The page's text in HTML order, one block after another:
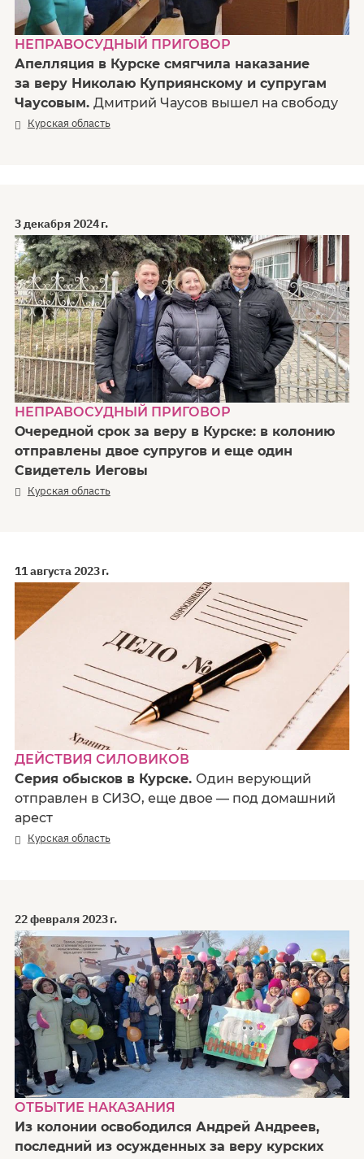
НЕПРАВОСУДНЫЙ ПРИГОВОР
Апелляция в Курске смягчила наказание
за веру Николаю Куприянскому и супругам
Чаусовым. Дмитрий Чаусов вышел на свободу
Курская область
3 декабря 2024 г.
НЕПРАВОСУДНЫЙ ПРИГОВОР
Очередной срок за веру в Курске: в колонию
отправлены двое супругов и еще один
Свидетель Иеговы
Курская область
11 августа 2023 г.
ДЕЙСТВИЯ СИЛОВИКОВ
Серия обысков в Курске. Один верующий
отправлен в СИЗО, еще двое — под домашний
арест
Курская область
22 февраля 2023 г.
ОТБЫТИЕ НАКАЗАНИЯ
Из колонии освободился Андрей Андреев,
последний из осужденных за веру курских